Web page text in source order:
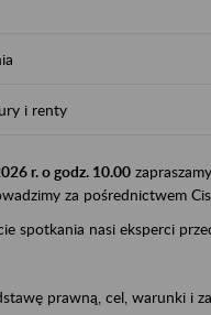
i renty
r. o godz. 10.00
za pośrednictwem
spotkania nasi eksperci
prawną, cel, warunki i